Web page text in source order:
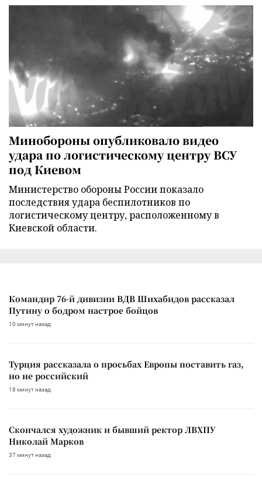
Минобороны опубликовало видео
удара по логистическому центру ВСУ
под Киевом
Министерство обороны России показало
последствия удара беспилотников по
логистическому центру, расположенному в
Киевской области.
Командир 76-й дивизии ВДВ Шихабидов рассказал
Путину о бодром настрое бойцов
10 минут назад
Турция рассказала о просьбах Европы поставить газ,
но не российский
18 минут назад
Скончался художник и бывший ректор ЛВХПУ
Николай Марков
37 минут назад